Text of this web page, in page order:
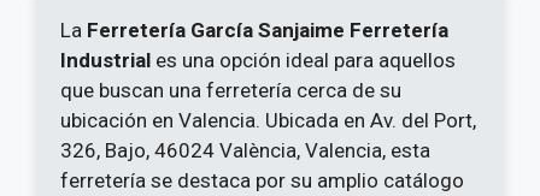
La Ferretería García Sanjaime Ferretería
Industrial es una opción ideal para aquellos
que buscan una ferretería cerca de su
ubicación en Valencia. Ubicada en Av. del Port,
326, Bajo, 46024 València, Valencia, esta
ferretería se destaca por su amplio catálogo